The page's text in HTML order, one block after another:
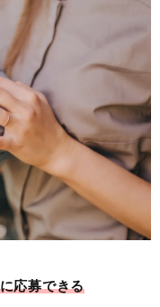
応募できる